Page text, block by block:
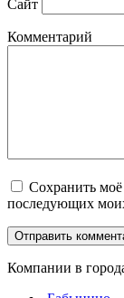
Сайт
Комментарий
Сохранить моё
последующих
Компании в